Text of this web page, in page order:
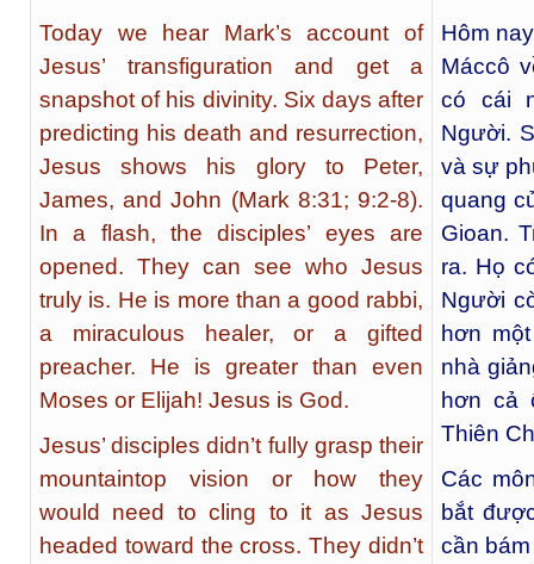
Today we hear Mark’s account of
Jesus’ transfiguration and get a
snapshot of his divinity. Six days after
predicting his death and resurrection,
Jesus shows his glory to Peter,
James, and John (Mark 8:31; 9:2-8).
In a flash, the disciples’ eyes are
opened. They can see who Jesus
truly is. He is more than a good rabbi,
a miraculous healer, or a gifted
preacher. He is greater than even
Moses or Elijah! Jesus is God.
Jesus’ disciples didn’t fully grasp their
mountaintop vision or how they
would need to cling to it as Jesus
headed toward the cross. They didn’t
Hôm
Máccô
có cái
Người.
và sự
quang
Gioan.
ra. Họ
Người
hơn
nhà
hơn cả
Thiên
Các
bắt
cần